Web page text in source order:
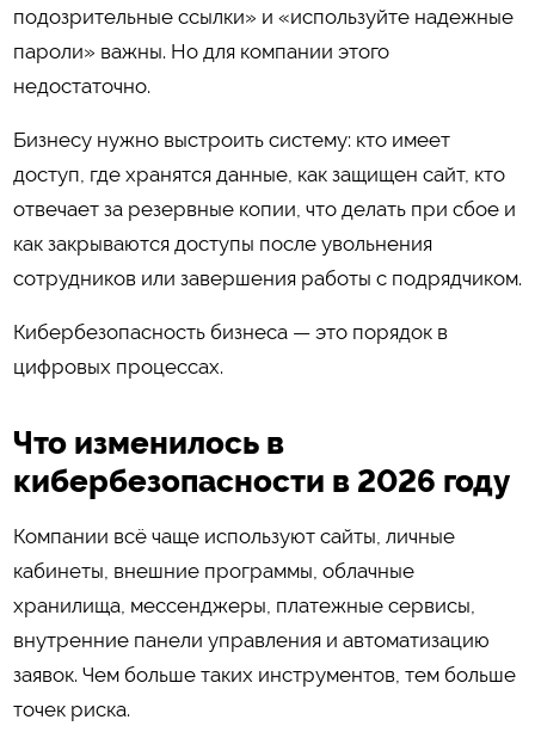
подозрительные ссылки» и «используйте надежные
пароли» важны. Но для компании этого
недостаточно.
Бизнесу нужно выстроить систему: кто имеет
доступ, где хранятся данные, как защищен сайт, кто
отвечает за резервные копии, что делать при сбое и
как закрываются доступы после увольнения
сотрудников или завершения работы с подрядчиком.
Кибербезопасность бизнеса — это порядок в
цифровых процессах.
Что изменилось в
кибербезопасности в 2026 году
Компании всё чаще используют сайты, личные
кабинеты, внешние программы, облачные
хранилища, мессенджеры, платежные сервисы,
внутренние панели управления и автоматизацию
заявок. Чем больше таких инструментов, тем больше
точек риска.